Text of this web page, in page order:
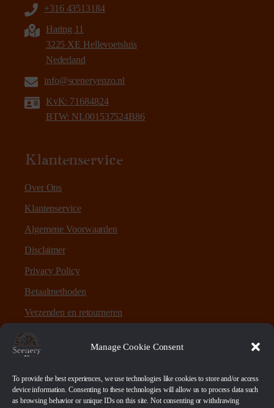
Manage Cookie Consent
To provide the best experiences, we use technologies like cookies to store and/or access
device information. Consenting to these technologies will allow us to process data such
as browsing behavior or unique IDs on this site. Not consenting or withdrawing
+316 43513184
Haring 11
3225 XE Hellevoetsluis
Nederland
info@sceneryenzo.nl
KvK: 71684824
BTW: NL001537524B86
Klantenservice
Over Ons
Klantenservice
Algemene Voorwaarden
Disclaimer
Privacy Policy
Betaalmethoden
Verzenden en retourneren
Sitemap
Over Scenery en Zo
Scenery en Zo is een webshop voor table-top games en